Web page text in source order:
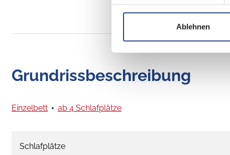
Ablehnen
Grundrissbeschreibung
Einzelbett ab 4 Schlafplätze
Schlafplätze